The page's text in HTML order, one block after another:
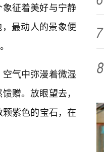
征着美好与宁静
最动人的景象便
气中弥漫着微湿
赠。放眼望去，
紫色的宝石，在